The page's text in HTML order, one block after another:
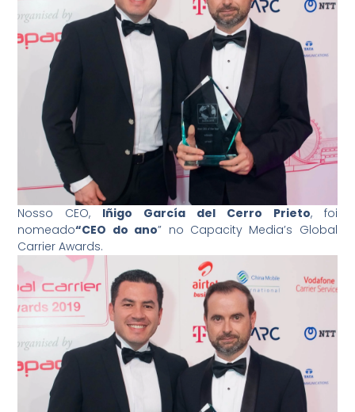
Nosso CEO, Iñigo García del Cerro Prieto, foi
nomeado“CEO do ano” no Capacity Media’s Global
Carrier Awards.